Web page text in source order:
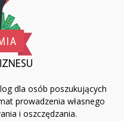
dla osób poszukujących
prowadzenia własnego
i oszczędzania.